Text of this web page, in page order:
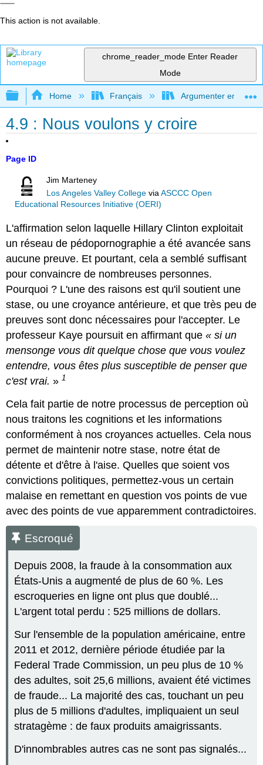
This action is not available.
chrome_reader_mode Enter Reader
Mode
Expand/collapse global hierarchy
Home Français Argumenter en
4.9 : Nous voulons y croire
Page ID
Jim Marteney
Los Angeles Valley College viaASCCC Open
Educational Resources Initiative (OERI)
L'affirmation selon laquelle Hillary Clinton exploitait
un réseau de pédopornographie a été avancée sans
aucune preuve. Et pourtant, cela a semblé suffisant
pour convaincre de nombreuses personnes.
Pourquoi ? L'une des raisons est qu'il soutient une
stase, ou une croyance antérieure, et que très peu de
preuves sont donc nécessaires pour l'accepter. Le
professeur Kaye poursuit en affirmant que« si un
mensonge vous dit quelque chose que vous voulez
entendre, vous êtes plus susceptible de penser que
c'est vrai.»1
Cela fait partie de notre processus de perception où
nous traitons les cognitions et les informations
conformément à nos croyances actuelles. Cela nous
permet de maintenir notre stase, notre état de
détente et d'être à l'aise. Quelles que soient vos
convictions politiques, permettez-vous un certain
malaise en remettant en question vos points de vue
avec des points de vue apparemment contradictoires.
Escroqué
Depuis 2008, la fraude à la consommation aux
États-Unis a augmenté de plus de 60 %. Les
escroqueries en ligne ont plus que doublé...
L'argent total perdu : 525 millions de dollars.
Sur l'ensemble de la population américaine, entre
2011 et 2012, dernière période étudiée par la
Federal Trade Commission, un peu plus de 10 %
des adultes, soit 25,6 millions, avaient été victimes
de fraude... La majorité des cas, touchant un peu
plus de 5 millions d'adultes, impliquaient un seul
stratagème : de faux produits amaigrissants.
D'innombrables autres cas ne sont pas signalés...